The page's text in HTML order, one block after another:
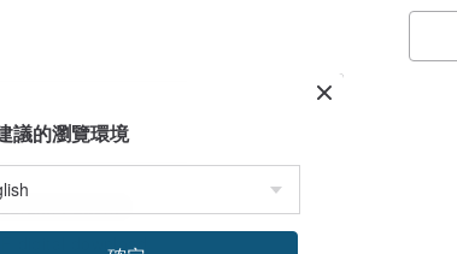
Pattern
digital download
議的瀏覽環境